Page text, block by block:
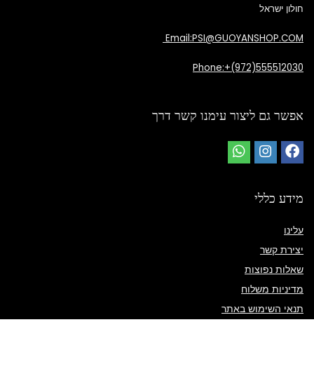
חולון ישראל
Email:PSI@GUOYANSHOP.COM
Phone:+(972)555512030
אפשר גם ליצור עימנו קשר דרך
מידע כללי
עלינו
יצירת קשר
שאלות נפוצות
מדיניות משלוח
תנאי השימוש באתר